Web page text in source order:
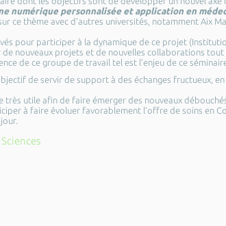
numérique personnalisée et application en
ce thème avec d’autres universités, notamment Aix
pour participer à la dynamique de ce projet
de nouveaux projets et de nouvelles collaborations tout
de ce groupe de travail tel est l’enjeu de ce
de servir de support à des échanges fructueux,
très utile afin de faire émerger des nouveaux
à faire évoluer favorablement l’offre de soins en